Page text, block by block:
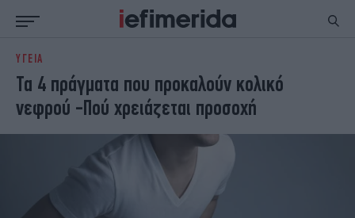
ΕΙΔΗΣΕΙΣ
NON PAPER
ΕΛΛΑΔΑ
ΟΙΚΟΝΟΜΙΑ
ΚΟΣΜΟΣ
ΠΟΛΙΤΙΣΜΟΣ
ΠΑΝΕΛΛΗΝΙΕΣ
ΠΟΛΗ
STORIES
ΥΓΕΙΑ
Τα 4 πράγματα που προκαλούν κολικό
νεφρού -Πού χρειάζεται προσοχή